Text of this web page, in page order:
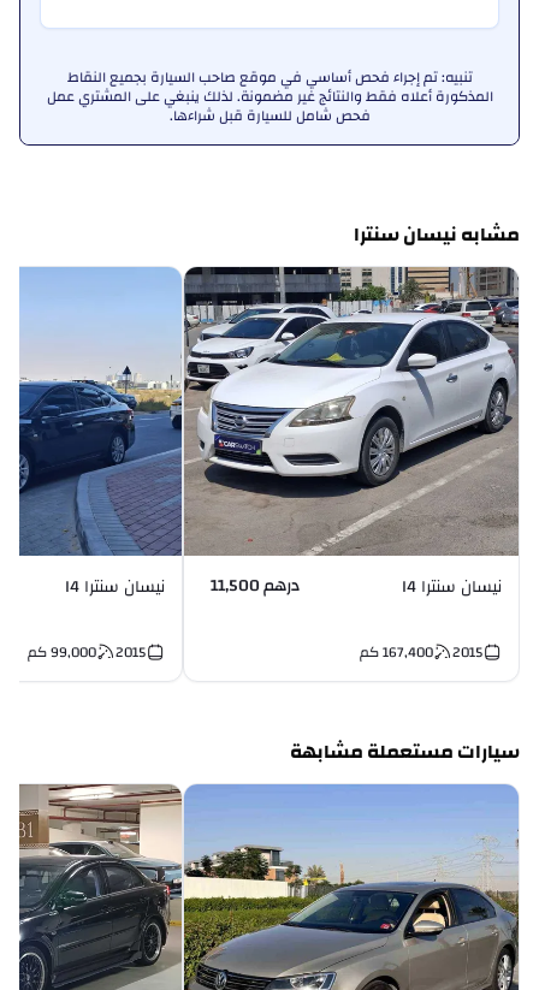
تنبيه: تم إجراء فحص أساسي في موقع صاحب السيارة بجميع النقاط
المذكورة أعلاه فقط والنتائج غير مضمونة. لذلك ينبغي على المشتري عمل
فحص شامل للسيارة قبل شراءها.
مشابه نيسان سنترا
نيسان سنترا I4 درهم 11,500
2015
167,400كم
نيسان سنترا I4
2015
99,000كم
سيارات مستعملة مشابهة